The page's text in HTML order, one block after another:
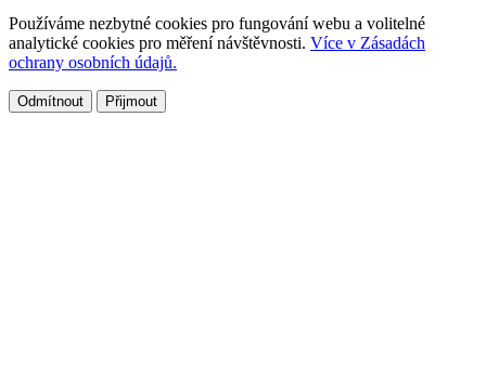
Používáme nezbytné cookies pro fungování webu a volitelné
analytické cookies pro měření návštěvnosti. Více v Zásadách
ochrany osobních údajů.
Odmítnout Přijmout